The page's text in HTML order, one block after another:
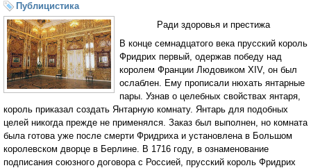
Публицистика
Ради здоровья и престижа
В конце семнадцатого века прусский король
Фридрих первый, одержав победу над
королем Франции Людовиком XIV, он был
ослаблен. Ему прописали нюхать янтарные
пары. Узнав о целебных свойствах янтаря,
король приказал создать Янтарную комнату. Янтарь для подобных
целей никогда прежде не применялся. Заказ был выполнен, но комната
была готова уже после смерти Фридриха и установлена в Большом
королевском дворце в Берлине. В 1716 году, в ознаменование
подписания союзного договора с Россией, прусский король Фридрих